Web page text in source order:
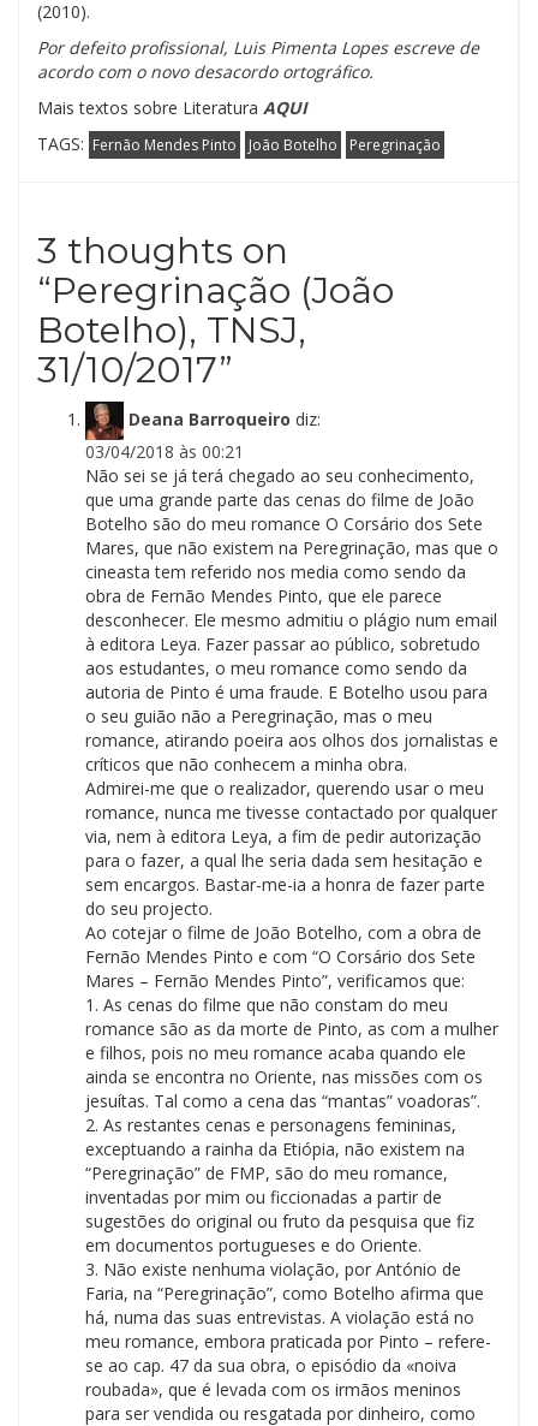
(2010).
Por defeito profissional, Luis Pimenta Lopes escreve de
acordo com o novo desacordo ortográfico.
Mais textos sobre Literatura AQUI
TAGS: Fernão Mendes Pinto João Botelho Peregrinação
3 thoughts on
“Peregrinação (João
Botelho), TNSJ,
31/10/2017”
Deana Barroqueiro diz:
03/04/2018 às 00:21
Não sei se já terá chegado ao seu conhecimento,
que uma grande parte das cenas do filme de João
Botelho são do meu romance O Corsário dos Sete
Mares, que não existem na Peregrinação, mas que o
cineasta tem referido nos media como sendo da
obra de Fernão Mendes Pinto, que ele parece
desconhecer. Ele mesmo admitiu o plágio num email
à editora Leya. Fazer passar ao público, sobretudo
aos estudantes, o meu romance como sendo da
autoria de Pinto é uma fraude. E Botelho usou para
o seu guião não a Peregrinação, mas o meu
romance, atirando poeira aos olhos dos jornalistas e
críticos que não conhecem a minha obra.
Admirei-me que o realizador, querendo usar o meu
romance, nunca me tivesse contactado por qualquer
via, nem à editora Leya, a fim de pedir autorização
para o fazer, a qual lhe seria dada sem hesitação e
sem encargos. Bastar-me-ia a honra de fazer parte
do seu projecto.
Ao cotejar o filme de João Botelho, com a obra de
Fernão Mendes Pinto e com “O Corsário dos Sete
Mares – Fernão Mendes Pinto”, verificamos que:
1. As cenas do filme que não constam do meu
romance são as da morte de Pinto, as com a mulher
e filhos, pois no meu romance acaba quando ele
ainda se encontra no Oriente, nas missões com os
jesuítas. Tal como a cena das “mantas” voadoras”.
2. As restantes cenas e personagens femininas,
exceptuando a rainha da Etiópia, não existem na
“Peregrinação” de FMP, são do meu romance,
inventadas por mim ou ficcionadas a partir de
sugestões do original ou fruto da pesquisa que fiz
em documentos portugueses e do Oriente.
3. Não existe nenhuma violação, por António de
Faria, na “Peregrinação”, como Botelho afirma que
há, numa das suas entrevistas. A violação está no
meu romance, embora praticada por Pinto – refere-
se ao cap. 47 da sua obra, o episódio da «noiva
roubada», que é levada com os irmãos meninos
para ser vendida ou resgatada por dinheiro, como